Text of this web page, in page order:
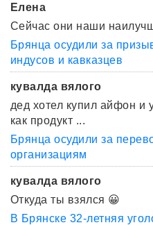
Елена
Сейчас они наши
Брянца осудили за
индусов и кавказцев
кувалда вялого
дед хотел купил айфон и
как продукт ...
Брянца осудили за
организациям
кувалда вялого
Откуда ты взялся 😀
В Брянске 32-летняя